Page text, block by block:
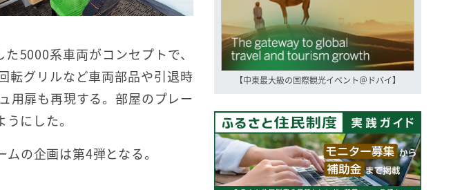
5000系車両がコンセプトで、
転グリルなど車両部品や引退時
用扉も再現する。部屋のプレー
にした。
の企画は第4弾となる。
【中東最大級の国際観光イベント＠ドバイ】